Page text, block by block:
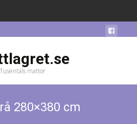
Tusentals mattor
280×380 cm